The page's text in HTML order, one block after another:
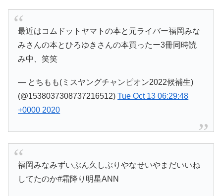
最近はコムドットヤマトの本と元ライバー福岡みな
みさんの本とひろゆきさんの本買ったー3冊同時読
み中、笑笑
— とちもも(ミスヤングチャンピオン2022候補生)
(@1538037308737216512)Tue Oct 13 06:29:48
+0000 2020
福岡みなみずいぶん久しぶりやなせいやまだいいね
してたのか#霜降り明星ANN